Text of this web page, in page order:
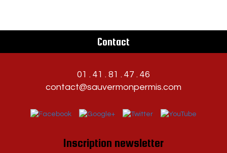
Contact
01 . 41 . 81 . 47 . 46
contact@sauvermonpermis.com
Inscription newsletter